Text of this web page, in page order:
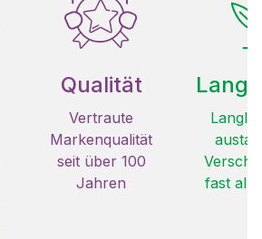
Qualität
Vertraute
Markenqualität
seit über 100
Jahren
fast